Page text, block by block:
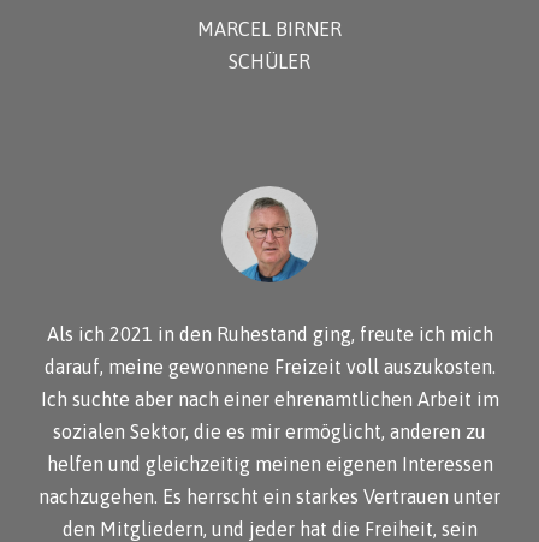
MARCEL BIRNER
SCHÜLER
Als ich 2021 in den Ruhestand ging, freute ich mich
darauf, meine gewonnene Freizeit voll auszukosten.
Ich suchte aber nach einer ehrenamtlichen Arbeit im
sozialen Sektor, die es mir ermöglicht, anderen zu
helfen und gleichzeitig meinen eigenen Interessen
nachzugehen. Es herrscht ein starkes Vertrauen unter
den Mitgliedern, und jeder hat die Freiheit, sein